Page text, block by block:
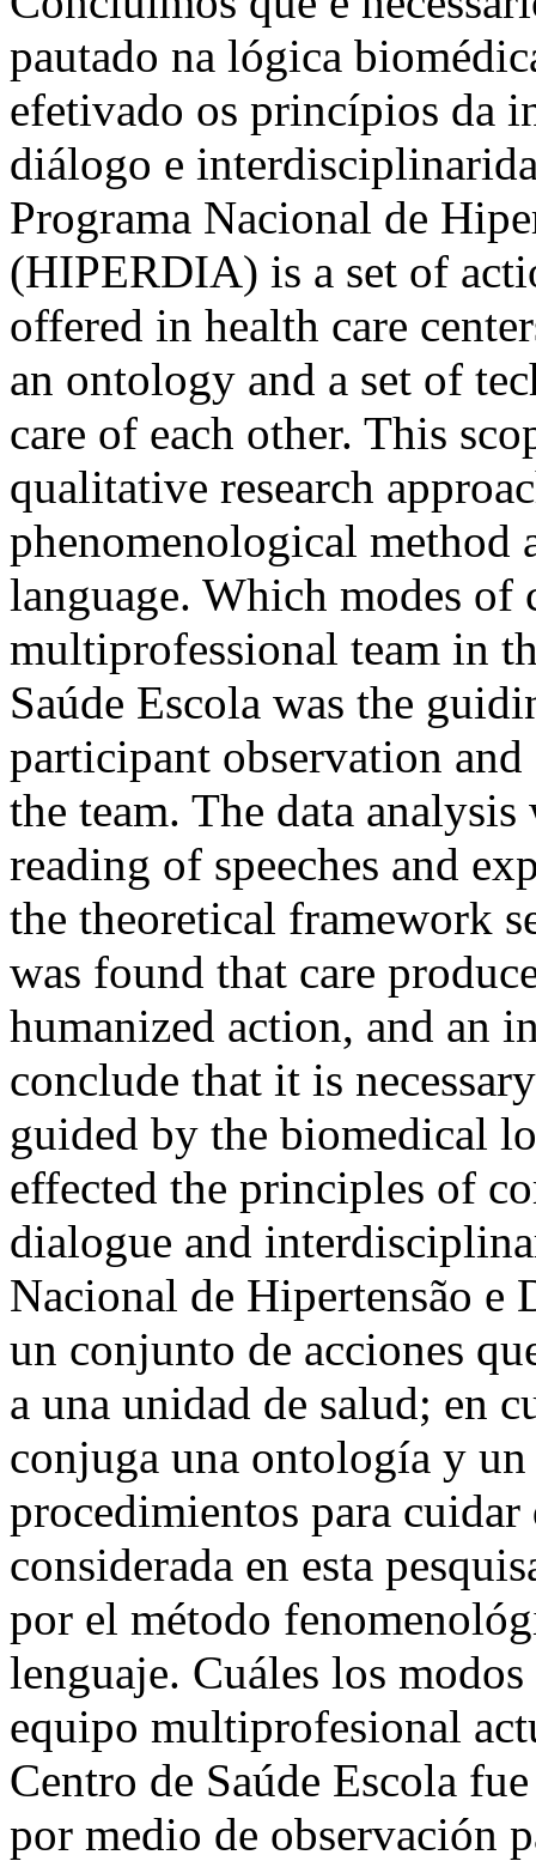
pautado na lógica
efetivado os princípios da
diálogo e
Programa Nacional de
(HIPERDIA) is a set of
offered in health care
an ontology and a set of
care of each other. This
qualitative research
phenomenological method
language. Which modes of
multiprofessional team in
Saúde Escola was the
participant observation
the team. The data
reading of speeches and
the theoretical framework
was found that care
humanized action, and an
conclude that it is
guided by the biomedical
effected the principles of
dialogue and
Nacional de Hipertensão
un conjunto de acciones
a una unidad de salud; en
conjuga una ontología y
procedimientos para
considerada en esta
por el método
lenguaje. Cuáles los
equipo multiprofesional
Centro de Saúde Escola
por medio de observación